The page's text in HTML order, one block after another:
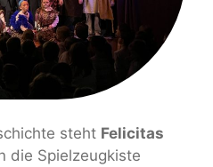
steht Felicitas
die Spielzeugkiste